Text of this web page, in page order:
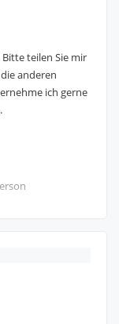
Bitte teilen Sie mir
anderen
ich gerne